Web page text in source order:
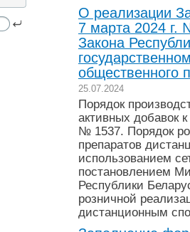
О реализации
7 марта 2024
Закона
общественного
25.07.2024
Порядок
активных добавок
№ 1537. Порядок
препаратов
использованием
постановлением
Республики
розничной
дистанционным